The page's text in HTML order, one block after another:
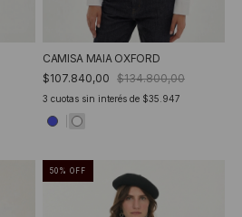
CAMISA MAIA OXFORD
$107.840,00 $134.800,00
3 cuotas sin interés de $35.947
50 % OFF